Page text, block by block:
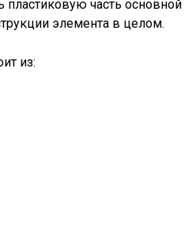
часть основной
элемента в целом.
из: